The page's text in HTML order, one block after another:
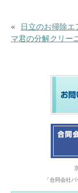
«
日立のお掃除エ
マ君の分解クリー
「合同会社